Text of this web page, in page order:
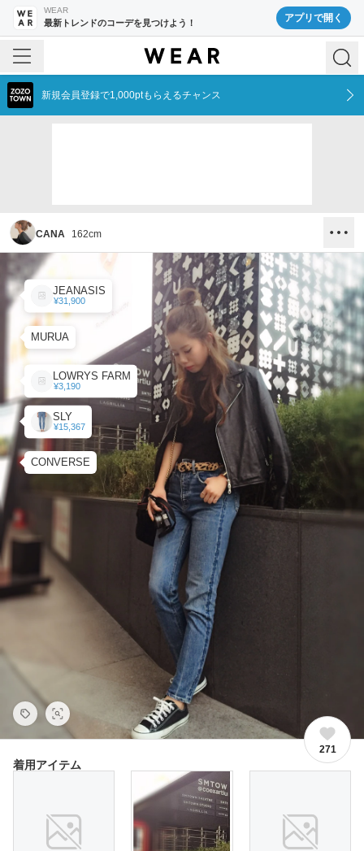
WEAR
最新トレンドのコーデを見つけよう！ アプリで開く
新規会員登録で1,000ptもらえるチャンス
CANA 162cm
JEANASIS
¥31,900
MURUA
LOWRYS FARM
¥3,190
SLY
¥15,367
CONVERSE
271
着用アイテム